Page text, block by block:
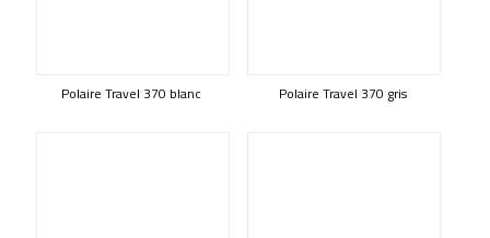
Polaire Travel 370 blanc Polaire Travel 370 gris